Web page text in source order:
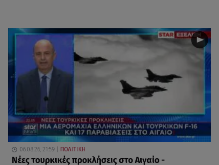
06.08.26, 21:59 ΠΟΛΙΤΙΚΗ
Νέες τουρκικές προκλήσεις στο Αιγαίο -